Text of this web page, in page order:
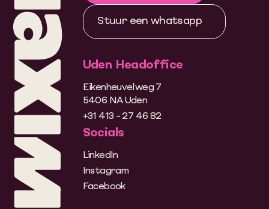
Stuur een whatsapp
Uden Headoffice
Eikenheuvelweg 7
5406 NA Uden
+31 413 - 27 46 82
Socials
LinkedIn
Instagram
Facebook